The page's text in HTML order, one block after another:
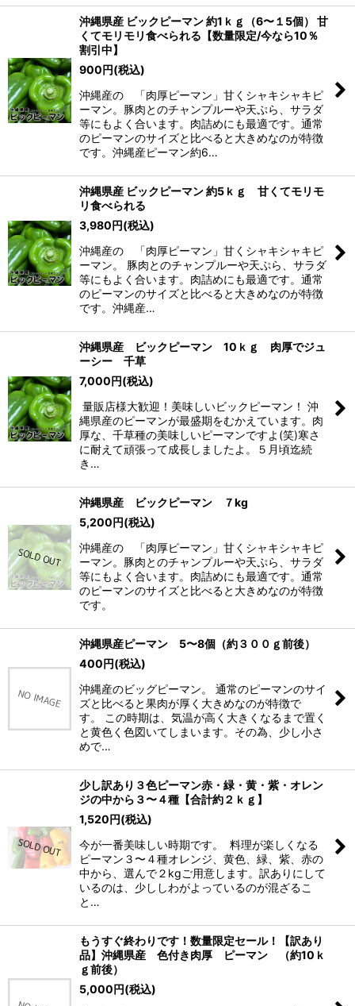
沖縄県産 ビックピーマン 約1ｋｇ（6〜１5個） 甘
くてモリモリ食べられる【数量限定/今なら10％
割引中】
900円(税込)
沖縄産の 「肉厚ピーマン」甘くシャキシャキピ
ーマン。豚肉とのチャンプルーや天ぷら、サラダ
等にもよく合います。肉詰めにも最適です。通常
のピーマンのサイズと比べると大きめなのが特徴
です。沖縄産ピーマン約6…
沖縄県産 ビックピーマン 約5ｋｇ 甘くてモリモ
リ食べられる
3,980円(税込)
沖縄産の 「肉厚ピーマン」甘くシャキシャキピ
ーマン。 豚肉とのチャンプルーや天ぷら、サラダ
等にもよく合います。肉詰めにも最適です。通常
のピーマンのサイズと比べると大きめなのが特徴
です。沖縄産…
沖縄県産 ビックピーマン 10ｋｇ 肉厚でジュ
ーシー 千草
7,000円(税込)
量販店様大歓迎！美味しいビックピーマン！ 沖
縄県産のピーマンが最盛期をむかえています。肉
厚な、千草種の美味しいピーマンですよ(笑)寒さ
に耐えて頑張って成長しましたよ。５月頃迄続
き…
沖縄県産 ビックピーマン ７kg
5,200円(税込)
沖縄産の 「肉厚ピーマン」甘くシャキシャキピ
ーマン。豚肉とのチャンプルーや天ぷら、サラダ
等にもよく合います。肉詰めにも最適です。通常
のピーマンのサイズと比べると大きめなのが特徴
です。
沖縄県産ピーマン 5〜8個（約３００ｇ前後）
400円(税込)
沖縄産のビッグピーマン。 通常のピーマンのサイ
ズと比べると果肉が厚く大きめなのが特徴で
す。 この時期は、気温が高く大きくなるまで置く
と黄色く色図いてしまいます。その為、少し小さ
めで…
少し訳あり３色ピーマン赤・緑・黄・紫・オレン
ジの中から３〜４種【合計約２ｋｇ】
1,520円(税込)
今が一番美味しい時期です。 料理が楽しくなる
ピーマン３〜４種オレンジ、黄色、緑、紫、赤の
中から、選んで２kgご用意します。訳ありにして
いるのは、少ししわがよっているのが混ざるこ
と…
もうすぐ終わりです！数量限定セール！【訳あり
品】沖縄県産 色付き肉厚 ピーマン （約10ｋ
ｇ前後）
5,000円(税込)